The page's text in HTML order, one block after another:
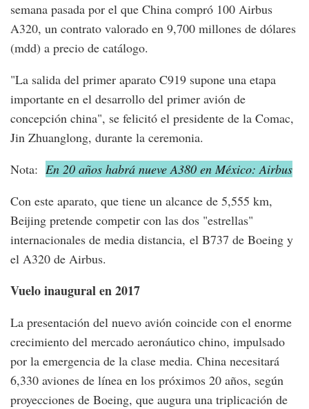
semana pasada por el que China compró 100 Airbus
A320, un contrato valorado en 9,700 millones de dólares
(mdd) a precio de catálogo.
"La salida del primer aparato C919 supone una etapa
importante en el desarrollo del primer avión de
concepción china", se felicitó el presidente de la Comac,
Jin Zhuanglong, durante la ceremonia.
Nota: En 20 años habrá nueve A380 en México: Airbus
Con este aparato, que tiene un alcance de 5,555 km,
Beijing pretende competir con las dos "estrellas"
internacionales de media distancia, el B737 de Boeing y
el A320 de Airbus.
Vuelo inaugural en 2017
La presentación del nuevo avión coincide con el enorme
crecimiento del mercado aeronáutico chino, impulsado
por la emergencia de la clase media. China necesitará
6,330 aviones de línea en los próximos 20 años, según
proyecciones de Boeing, que augura una triplicación de